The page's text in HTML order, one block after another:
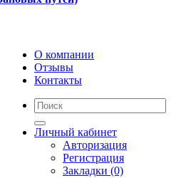
О компании
Отзывы
Контакты
Личный кабинет
Авторизация
Регистрация
Закладки (0)